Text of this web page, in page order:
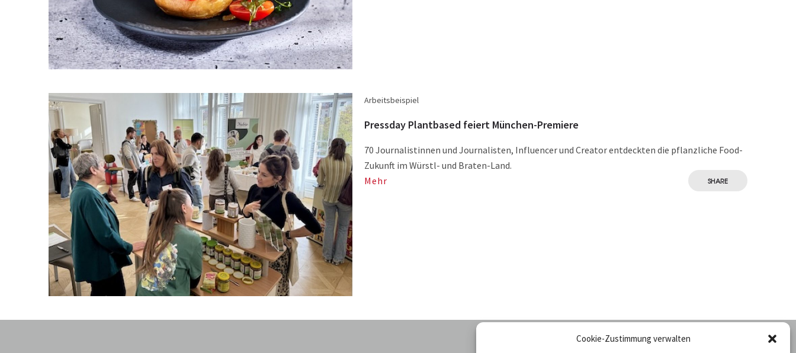
Cookie-Zustimmung verwalten
Arbeitsbeispiel
Pressday Plantbased feiert München-Premiere
70 Journalistinnen und Journalisten, Influencer und Creator entdeckten die pflanzliche Food-
Zukunft im Würstl- und Braten-Land.
Mehr
SHARE